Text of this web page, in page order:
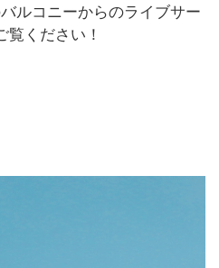
ルコニーからのライブサー
覧ください！